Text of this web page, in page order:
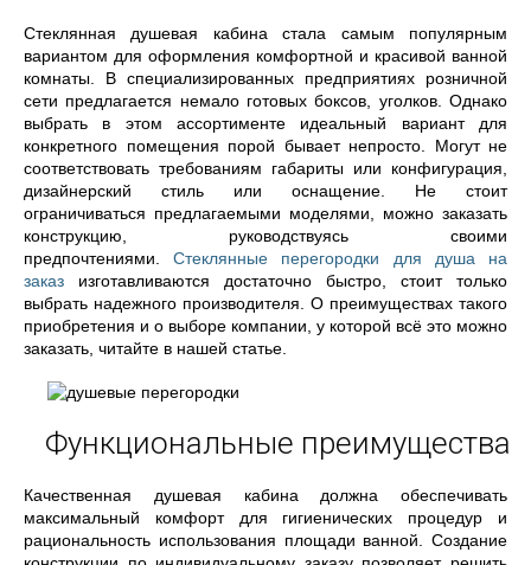
Стеклянная душевая кабина стала самым популярным
вариантом для оформления комфортной и красивой ванной
комнаты. В специализированных предприятиях розничной
сети предлагается немало готовых боксов, уголков. Однако
выбрать в этом ассортименте идеальный вариант для
конкретного помещения порой бывает непросто. Могут не
соответствовать требованиям габариты или конфигурация,
дизайнерский стиль или оснащение. Не стоит
ограничиваться предлагаемыми моделями, можно заказать
конструкцию, руководствуясь своими
предпочтениями.Стеклянные перегородки для душа на
заказ изготавливаются достаточно быстро, стоит только
выбрать надежного производителя. О преимуществах такого
приобретения и о выборе компании, у которой всё это можно
заказать, читайте в нашей статье.
Функциональные преимущества
Качественная душевая кабина должна обеспечивать
максимальный комфорт для гигиенических процедур и
рациональность использования площади ванной. Создание